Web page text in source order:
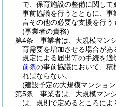
で、保育施設の整備に関し
事前協議を行うとともに、
言その他の必要な支援を行う
(事業者の責務)
第4条
事業者は、大規模マン
育需要を増加させる場合が
規定による届出等の手続を適
前条の事前協議において、積
ればならない。
(建設予定の大規模マンショ
第5条
事業者は、大規模マン
は、規則で定めるところに